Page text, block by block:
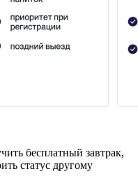
бесплатный завтрак,
статус другому